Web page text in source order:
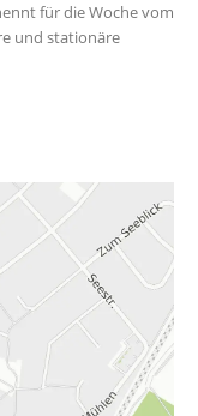
für die Woche vom
und stationäre